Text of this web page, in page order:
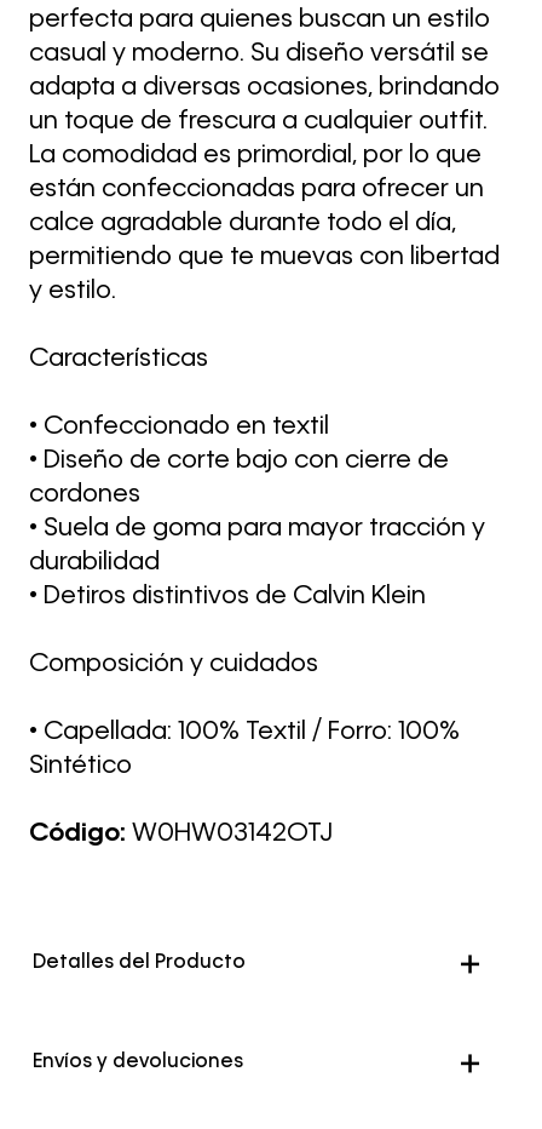
perfecta para quienes buscan un estilo
casual y moderno. Su diseño versátil se
adapta a diversas ocasiones, brindando
un toque de frescura a cualquier outfit.
La comodidad es primordial, por lo que
están confeccionadas para ofrecer un
calce agradable durante todo el día,
permitiendo que te muevas con libertad
y estilo.
Características
• Confeccionado en textil
• Diseño de corte bajo con cierre de
cordones
• Suela de goma para mayor tracción y
durabilidad
• Detiros distintivos de Calvin Klein
Composición y cuidados
• Capellada: 100% Textil / Forro: 100%
Sintético
Código: W0HW03142OTJ
Detalles del Producto
Color Negro
Envíos y devoluciones